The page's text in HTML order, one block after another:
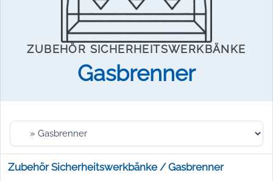
ZUBEHÖR SICHERHEITSWERKBÄNKE
Gasbrenner
Zubehör Sicherheitswerkbänke / Gasbrenner